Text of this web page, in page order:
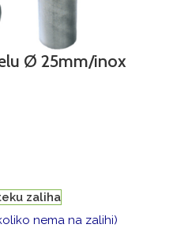
Ø 25mm/inox
zaliha
nema na zalihi)